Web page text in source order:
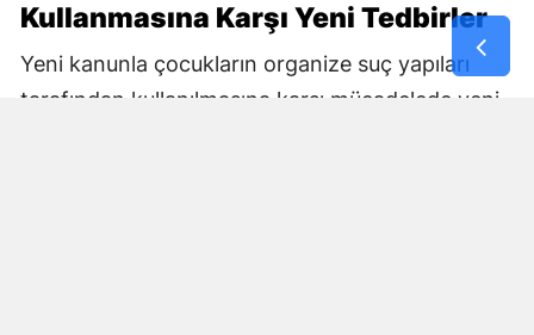
Kullanmasına Karşı Yeni Tedbirler
Yeni kanunla çocukların organize suç yapıları
tarafından kullanılmasına karşı mücadelede yeni